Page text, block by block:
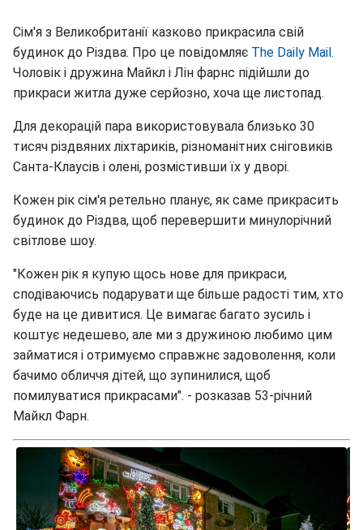
Сім'я з Великобританії казково прикрасила свій
будинок до Різдва. Про це повідомляє The Daily Mail.
Чоловік і дружина Майкл і Лін фарнс підійшли до
прикраси житла дуже серйозно, хоча ще листопад.
Для декорацій пара використовувала близько 30
тисяч різдвяних ліхтариків, різноманітних сніговиків
Санта-Клаусів і олені, розмістивши їх у дворі.
Кожен рік сім'я ретельно планує, як саме прикрасить
будинок до Різдва, щоб перевершити минулорічний
світлове шоу.
"Кожен рік я купую щось нове для прикраси,
сподіваючись подарувати ще більше радості тим, хто
буде на це дивитися. Це вимагає багато зусиль і
коштує недешево, але ми з дружиною любимо цим
займатися і отримуємо справжнє задоволення, коли
бачимо обличчя дітей, що зупинилися, щоб
помилуватися прикрасами". - розказав 53-річний
Майкл Фарн.